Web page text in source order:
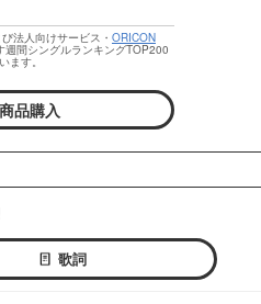
法人向けサービス・ ORICON
週間シングルランキングTOP200
ます。
商品購入
歌詞